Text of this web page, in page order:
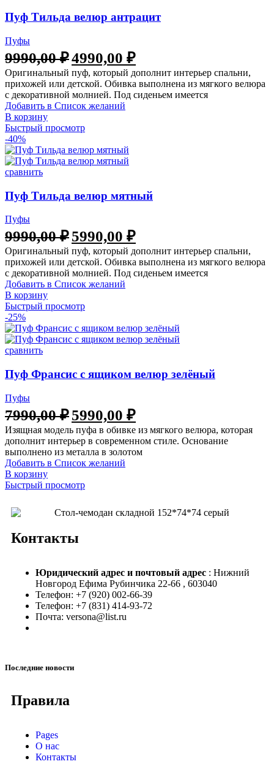
Пуф Тильда велюр антрацит
Пуфы
9990,00₽4990,00 ₽
Оригинальный пуф, который дополнит интерьер спальни,
прихожей или детской. Обивка выполнена из мягкого велюра
с декоративной молнией. Под сиденьем имеется
Добавить в Список желаний
В корзину
Быстрый просмотр
-40%
сравнить
Пуф Тильда велюр мятный
Пуфы
9990,00₽5990,00 ₽
Оригинальный пуф, который дополнит интерьер спальни,
прихожей или детской. Обивка выполнена из мягкого велюра
с декоративной молнией. Под сиденьем имеется
Добавить в Список желаний
В корзину
Быстрый просмотр
-25%
сравнить
Пуф Франсис с ящиком велюр зелёный
Пуфы
7990,00₽5990,00 ₽
Изящная модель пуфа в обивке из мягкого велюра, которая
дополнит интерьер в современном стиле. Основание
выполнено из металла в золотом
Добавить в Список желаний
В корзину
Быстрый просмотр
Контакты
Юридический адрес и почтовый адрес : Нижний
Новгород Ефима Рубинчика 22-66 , 603040
Телефон: +7 (920) 002-66-39
Телефон: +7 (831) 414-93-72
Почта: versona@list.ru
Последние новости
Правила
Pages
О нас
Контакты